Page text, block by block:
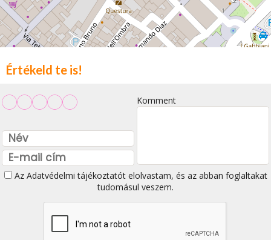
Értékeld te is!
Komment
Az Adatvédelmi tájékoztatótelolvastam, és az abban foglaltakat
tudomásul veszem.